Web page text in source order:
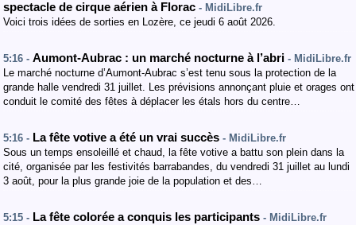
spectacle de cirque aérien à Florac - MidiLibre.fr
Voici trois idées de sorties en Lozère, ce jeudi 6 août 2026.
5:16 - Aumont-Aubrac : un marché nocturne à l’abri - MidiLibre.fr
Le marché nocturne d’Aumont-Aubrac s’est tenu sous la protection de la
grande halle vendredi 31 juillet. Les prévisions annonçant pluie et orages ont
conduit le comité des fêtes à déplacer les étals hors du centre…
5:16 - La fête votive a été un vrai succès - MidiLibre.fr
Sous un temps ensoleillé et chaud, la fête votive a battu son plein dans la
cité, organisée par les festivités barrabandes, du vendredi 31 juillet au lundi
3 août, pour la plus grande joie de la population et des…
5:15 - La fête colorée a conquis les participants - MidiLibre.fr